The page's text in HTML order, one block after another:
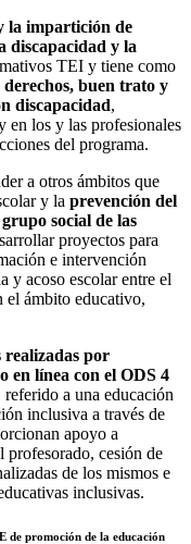
la impartición de
discapacidad y la
TEI y tiene como
buen trato y
discapacidad,
en los y las profesionales
del programa.
a otros ámbitos que
y la prevención del
social de las
proyectos para
e intervención
y acoso escolar entre el
ámbito educativo,
realizadas por
en línea con el ODS 4
referido a una educación
inclusiva a través de
apoyo a
profesorado, cesión de
de los mismos e
inclusivas.
de promoción de la educación